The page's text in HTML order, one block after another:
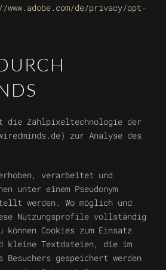
de/privacy/opt-
die Zählpixeltechnologie der
zur Analyse des
verarbeitet und
unter einem Pseudonym
werden. Wo möglich und
Nutzungsprofile vollständig
Cookies zum Einsatz
kleine Textdateien, die im
gespeichert werden